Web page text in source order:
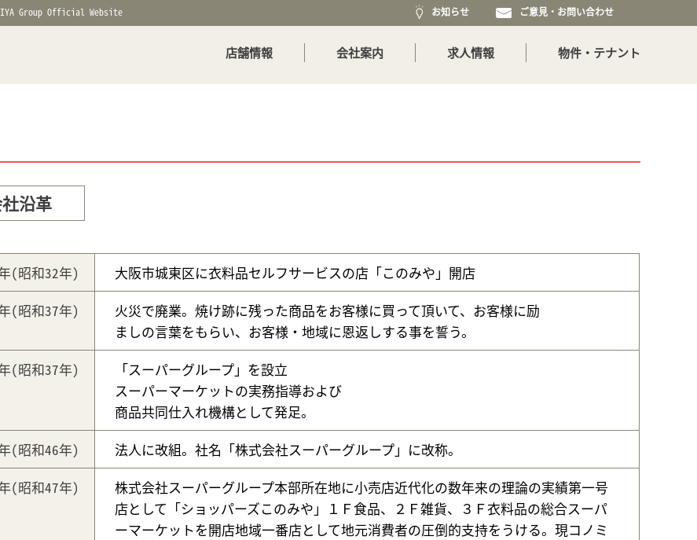
Group Official Website お知らせ ご意見・お問い合わせ
店舗情報 会社案内 求人情報 物件・テナント
沿革
(昭和32年)
大阪市城東区に衣料品セルフサービスの店「このみや」開店
(昭和37年)
火災で廃業。焼け跡に残った商品をお客様に買って頂いて、お客様に励
ましの言葉をもらい、お客様・地域に恩返しする事を誓う。
(昭和37年)
「スーパーグループ」を設立
スーパーマーケットの実務指導および
商品共同仕入れ機構として発足。
(昭和46年)
法人に改組。社名「株式会社スーパーグループ」に改称。
(昭和47年)
株式会社スーパーグループ本部所在地に小売店近代化の数年来の理論の実績第一号
店として「ショッパーズこのみや」１Ｆ食品、２Ｆ雑貨、３Ｆ衣料品の総合スーパ
ーマーケットを開店地域一番店として地元消費者の圧倒的支持をうける。現コノミ